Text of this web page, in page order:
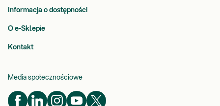
Informacja o dostępności
O e-Sklepie
Kontakt
Media społecznościowe